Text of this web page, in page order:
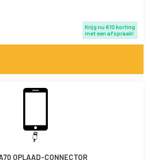
Krijg nu €10 korting
met een afspraak!
OPLAAD-CONNECTOR